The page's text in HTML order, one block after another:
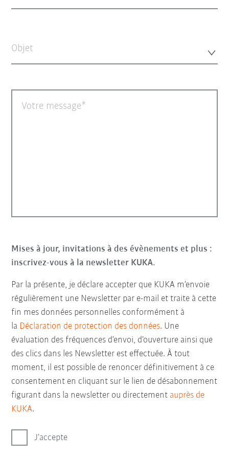
Objet
Votre message
Mises à jour, invitations à des évènements et plus :
inscrivez-vous à la newsletter KUKA.
Par la présente, je déclare accepter que KUKA m’envoie
régulièrement une Newsletter par e-mail et traite à cette
fin mes données personnelles conformément à
la Déclaration de protection des données. Une
évaluation des fréquences d’envoi, d’ouverture ainsi que
des clics dans les Newsletter est effectuée. À tout
moment, il est possible de renoncer définitivement à ce
consentement en cliquant sur le lien de désabonnement
figurant dans la newsletter ou directement auprès de
KUKA.
J’accepte